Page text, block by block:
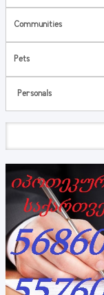
Communities
Pets
Personals